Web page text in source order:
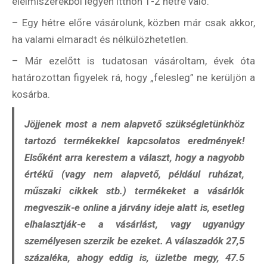
– Egy hétre előre vásárolunk, közben már csak akkor,
ha valami elmaradt és nélkülözhetetlen.
– Már ezelőtt is tudatosan vásároltam, évek óta
határozottan figyelek rá, hogy „felesleg” ne kerüljön a
kosárba.
Jöjjenek most a nem alapvető szükségletünkhöz
tartozó termékekkel kapcsolatos eredmények!
Elsőként arra kerestem a választ, hogy a nagyobb
értékű (vagy nem alapvető, például ruházat,
műszaki cikkek stb.) termékeket a vásárlók
megveszik-e online a járvány ideje alatt is, esetleg
elhalasztják-e a vásárlást, vagy ugyanúgy
személyesen szerzik be ezeket. A válaszadók 27,5
százaléka, ahogy eddig is, üzletbe megy, 47.5